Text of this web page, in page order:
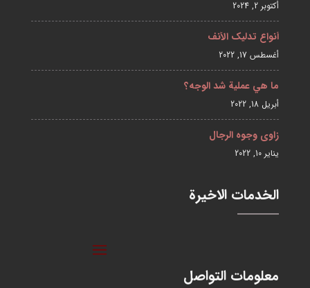
أكتوبر 2, 2024
أنواع تدليک الأنف
أغسطس 17, 2022
ما هي عملية شد الوجه؟
أبريل 18, 2022
زاوی وجوه الرجال
يناير 10, 2022
الخدمات الاخیرة
معلومات التواصل